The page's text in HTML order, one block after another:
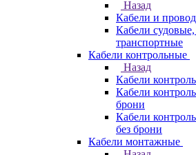
Назад
Кабели и
Кабели
транспортные
Кабели контрольные
Назад
Кабели
Кабели
брони
Кабели
без брони
Кабели монтажные